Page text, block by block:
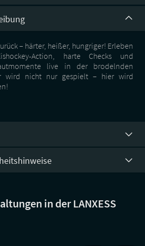
– härter, heißer, hungriger! Erleben
Action, harte Checks und
live in der brodelnden
wird nicht nur gespielt – hier wird
in der LANXESS